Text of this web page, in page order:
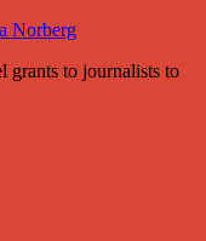
Norberg
grants to journalists to